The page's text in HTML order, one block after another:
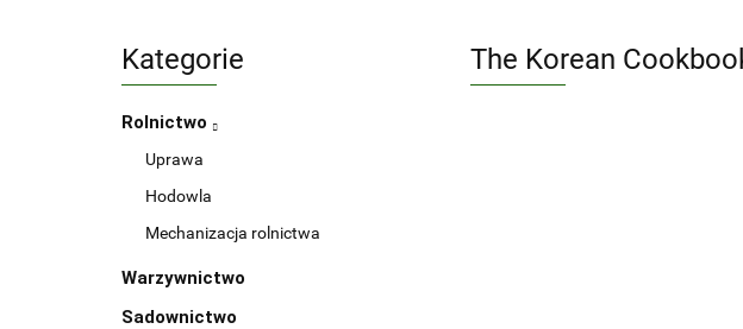
Kategorie
Rolnictwo
Uprawa
Hodowla
Mechanizacja rolnictwa
Warzywnictwo
Sadownictwo
The Korean